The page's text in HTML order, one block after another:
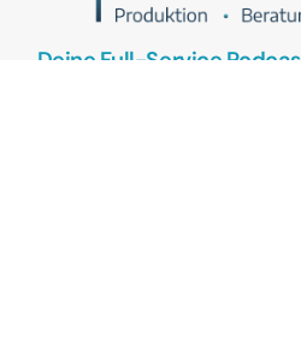
Deine Full-Service